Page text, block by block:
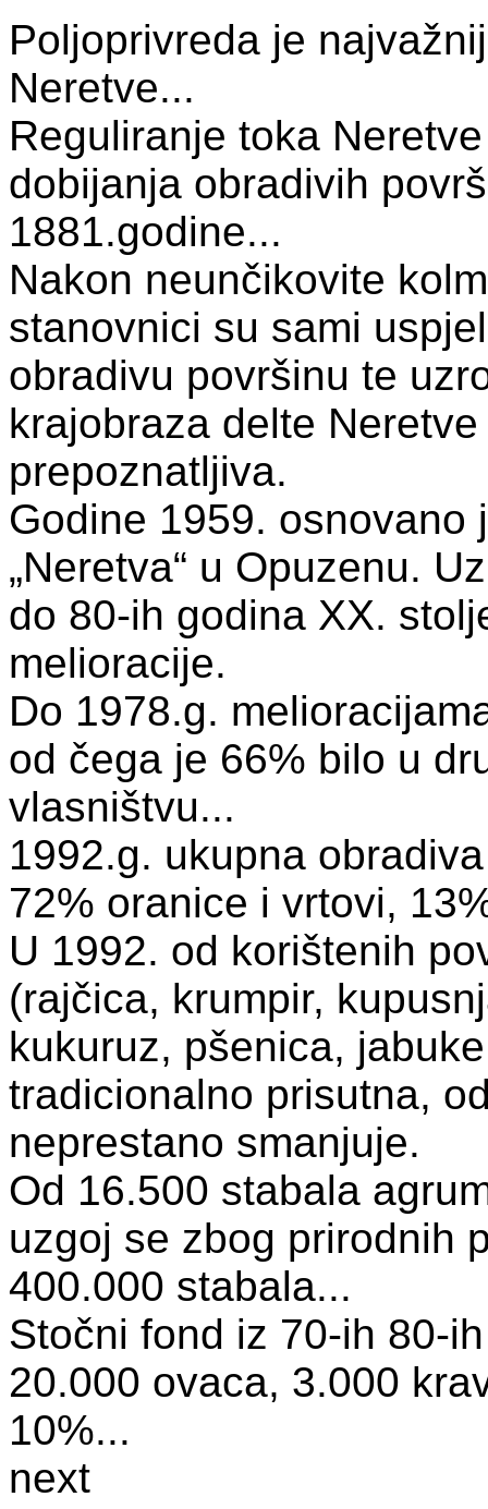
Poljoprivreda je
Neretve...
Reguliranje toka
dobijanja obradivih
1881.godine...
Nakon neunčikovite
stanovnici su sami
obradivu površinu te
krajobraza delte
prepoznatljiva.
Godine 1959. osnovano
„Neretva“ u Opuzenu.
do 80-ih godina XX.
melioracije.
Do 1978.g.
od čega je 66% bilo u
vlasništvu...
1992.g. ukupna
72% oranice i vrtovi,
U 1992. od korištenih
(rajčica, krumpir,
kukuruz, pšenica,
tradicionalno prisutna,
neprestano smanjuje.
Od 16.500 stabala
uzgoj se zbog prirodnih
400.000 stabala...
Stočni fond iz 70-ih 80-
20.000 ovaca, 3.000
10%...
next